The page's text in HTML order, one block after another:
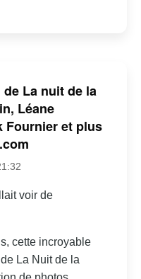
La nuit de la
Léane
Fournier et plus
voir de
cette incroyable
La Nuit de la